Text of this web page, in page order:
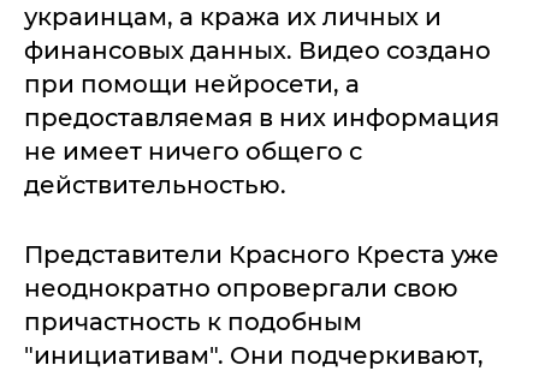
украинцам, а кража их личных и
финансовых данных. Видео создано
при помощи нейросети, а
предоставляемая в них информация
не имеет ничего общего с
действительностью.
Представители Красного Креста уже
неоднократно опровергали свою
причастность к подобным
"инициативам". Они подчеркивают,